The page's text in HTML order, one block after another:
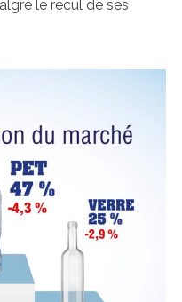
le recul de ses